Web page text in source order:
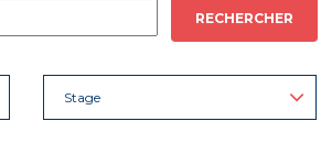
RECHERCHER
Stage